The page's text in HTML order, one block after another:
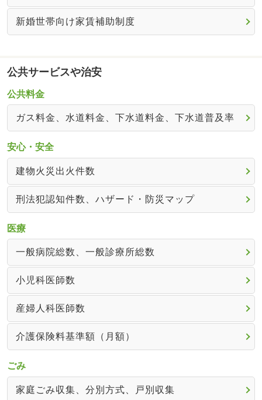
新婚世帯向け家賃補助制度
公共サービスや治安
公共料金
ガス料金、水道料金、下水道料金、下水道普及率
安心・安全
建物火災出火件数
刑法犯認知件数、ハザード・防災マップ
医療
一般病院総数、一般診療所総数
小児科医師数
産婦人科医師数
介護保険料基準額（月額）
ごみ
家庭ごみ収集、分別方式、戸別収集